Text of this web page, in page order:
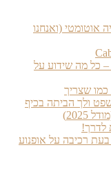
אוטומטי (ואנחנו
כל מה שידוע על
כמו שצריך
ולך הביתה בכיף
רכיבה על אופנוע